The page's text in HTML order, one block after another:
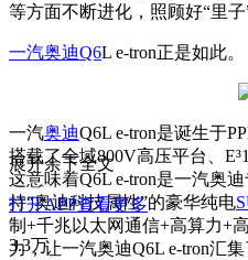
等方面不断进化，照顾好“里
一汽奥迪Q6L e-tron正是如此。
一汽奥迪Q6L e-tron是诞生于
搭载了全域800V高压平台、
这意味着Q6L e-tron是一汽奥
持“奥迪科技属性”的豪华纯电
制+千兆以太网通信+高算力+
力，让一汽奥迪Q6L e-tron汇
展开余下全文
打开APP查看更多
3.3万